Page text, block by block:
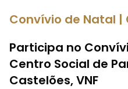
Convívio de Natal |
Participa no
Centro Social de
Castelões, VNF